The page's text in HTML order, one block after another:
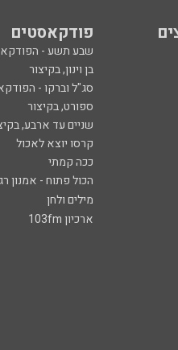
פודקאסטים
שבע תשע -
בן וינון, בקיצור
סג"ל וברקו -
ספורט, בקיצור
שניים עד ארבע,
קרסו יוצא לאכול
ככה קמתי
הכול פתוח - אמנון
מילים ולחן
ארכיון 103fm